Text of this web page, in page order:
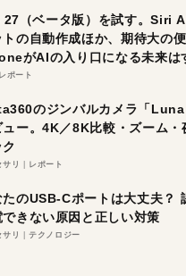
27（ベータ版）を試す。Siri
トの自動作成ほか、期待大の便
がAIの入り口になる未来は
レポート
のジンバルカメラ「
ュー。4K／8K比較・ズーム・
サリ レポート
たのUSB-Cポートは大丈夫？
できない原因と正しい対策
サリ テクノロジー